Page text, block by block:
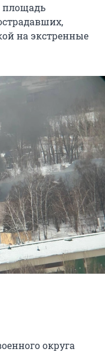
площадь
на экстренные
округа